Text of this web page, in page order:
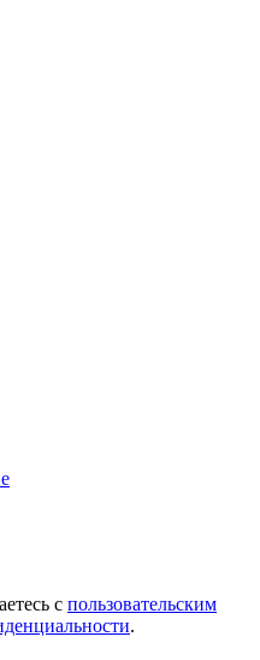
с пользовательским
.